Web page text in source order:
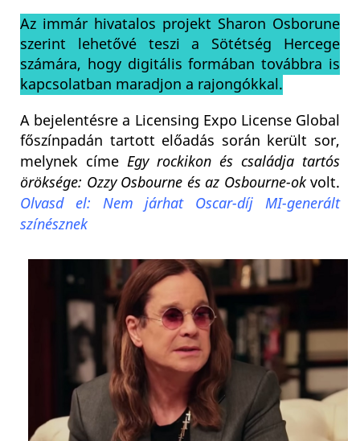
Az immár hivatalos projekt Sharon Osborune
szerint lehetővé teszi a Sötétség Hercege
számára, hogy digitális formában továbbra is
kapcsolatban maradjon a rajongókkal.
A bejelentésre a Licensing Expo License Global
főszínpadán tartott előadás során került sor,
melynek címe Egy rockikon és családja tartós
öröksége: Ozzy Osbourne és az Osbourne-okvolt.
Olvasd el: Nem járhat Oscar-díj MI-generált
színésznek